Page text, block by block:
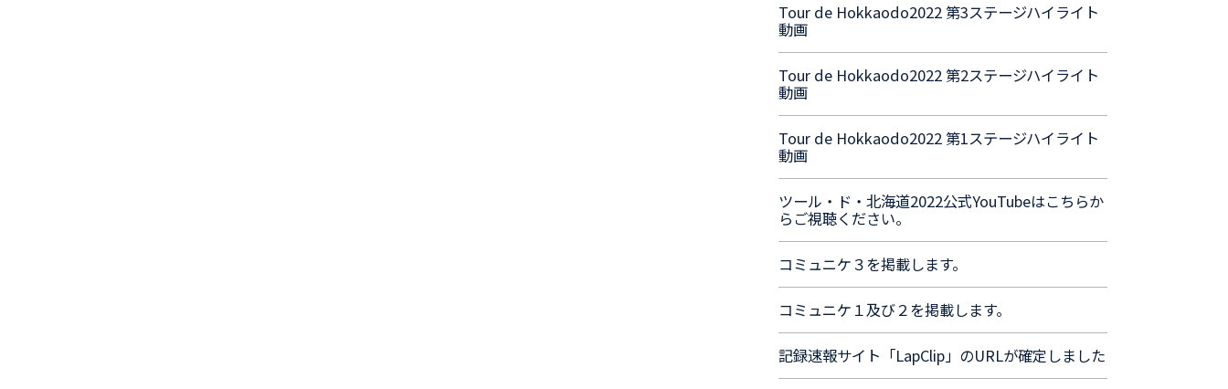
Tour de Hokkaodo2022 第3ステージハイライト
動画
Tour de Hokkaodo2022 第2ステージハイライト
動画
Tour de Hokkaodo2022 第1ステージハイライト
動画
ツール・ド・北海道2022公式YouTubeはこちらか
らご視聴ください。
コミュニケ３を掲載します。
コミュニケ１及び２を掲載します。
記録速報サイト「LapClip」のURLが確定しました